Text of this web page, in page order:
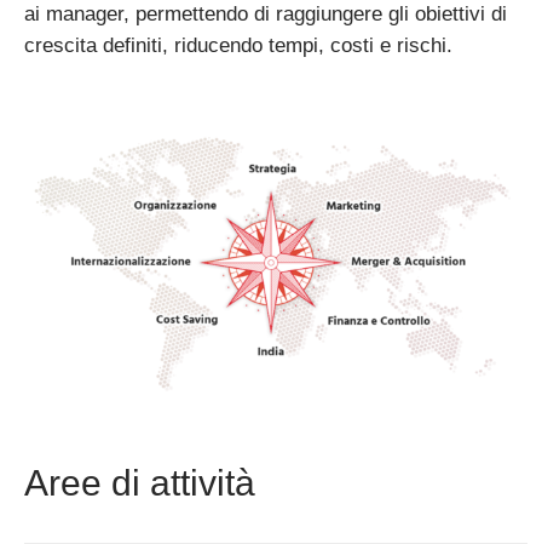
ai manager, permettendo di raggiungere gli obiettivi di
crescita definiti, riducendo tempi, costi e rischi.
Aree di attività